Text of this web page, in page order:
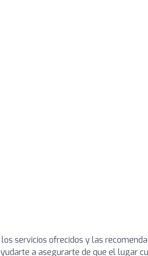
servicios ofrecidos y las
a asegurarte de que el lugar